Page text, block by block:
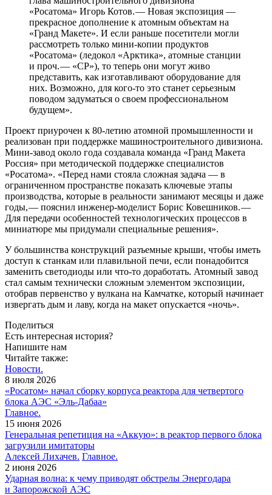
«Росатома» Игорь Котов. — ​Новая экспозиция — ​
прекрасное дополнение к атомным объектам на
«Гранд Макете». И если раньше посетители могли
рассмотреть только мини-копии продуктов
«Росатома» (ледокол «Арктика», атомные станции
и проч. — ​«СР»), то теперь они могут живо
представить, как изготавливают оборудование для
них. Возможно, для кого-то это станет серьезным
поводом задуматься о своем профессиональном
будущем».
Проект приурочен к 80‑летию атомной промышленности и
реализован при поддержке машиностроительного дивизиона.
Мини-завод около года создавала команда «Гранд Макета
Россия» при методической поддержке специалистов
«Росатома». «Перед нами стояла сложная задача — ​в
ограниченном пространстве показать ключевые этапы
производства, которые в реальности занимают месяцы и даже
годы, — ​пояснил инженер-­моделист Борис Ковешников. — ​
Для передачи особенностей технологических процессов в
миниатюре мы придумали специальные решения».
У большинства конструкций разъемные крыши, чтобы иметь
доступ к станкам или плавильной печи, если понадобится
заменить светодиоды или что-то доработать. Атомный завод
стал самым технически сложным элементом экспозиции,
отобрав первенство у вулкана на Камчатке, который начинает
извергать дым и лаву, когда на макет опускается «ночь».
Поделиться
Есть интересная история?
Напишите нам
Читайте также:
Новости.
8 июля 2026
«Росатом» начал сборку корпуса реактора для четвертого
блока АЭС «Эль-Дабаа»
Главное.
15 июня 2026
Генеральная репетиция на «Аккую»: в реактор первого блока
загрузили имитаторы
Алексей Лихачев. Главное.
2 июня 2026
Ударная волна: к чему приводят обстрелы Энергодара
и Запорожской АЭС